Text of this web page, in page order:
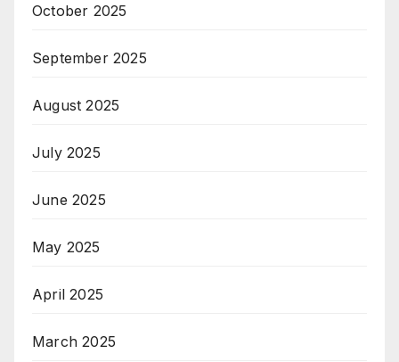
October 2025
September 2025
August 2025
July 2025
June 2025
May 2025
April 2025
March 2025